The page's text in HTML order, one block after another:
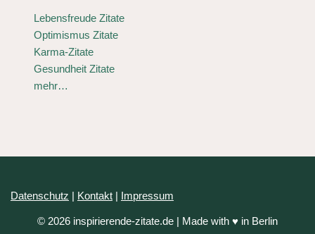
Lebensfreude Zitate
Optimismus Zitate
Karma-Zitate
Gesundheit Zitate
mehr…
Datenschutz | Kontakt | Impressum
© 2026 inspirierende-zitate.de | Made with ♥ in Berlin